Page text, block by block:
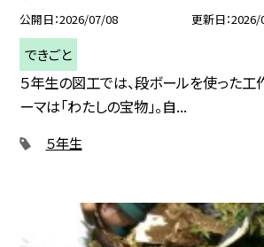
公開日 2026/07/08 更新日 2026/
できごと
５年生の図工では、段ボールを使った工
ーマは「わたしの宝物」。自...
５年生